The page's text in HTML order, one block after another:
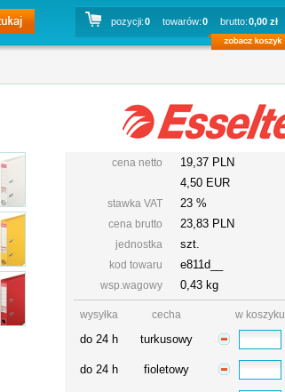
pozycji:0 towarów:0 brutto:0,00 zł
cena netto
19,37 PLN
4,50 EUR
stawka VAT 23 %
cena brutto 23,83 PLN
jednostka szt.
kod towaru e811d__
wsp.wagowy 0,43 kg
wysyłka cecha w koszyku
do 24 h turkusowy
do 24 h fioletowy